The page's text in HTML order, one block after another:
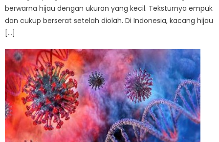
berwarna hijau dengan ukuran yang kecil. Teksturnya empuk
dan cukup berserat setelah diolah. Di Indonesia, kacang hijau
[…]